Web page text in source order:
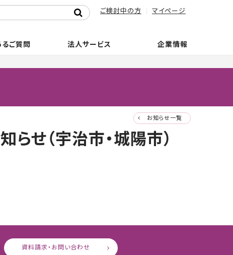
るご質問 法人サービス 企業情報
ご検討中の方 マイページ
お知らせ一覧
せ（宇治市・城陽市）
資料請求・お問い合わせ